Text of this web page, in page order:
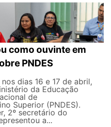
como ouvinte em
PNDES
dias 16 e 17 de abril,
da Educação
de
Superior (PNDES).
2º secretário do
a...